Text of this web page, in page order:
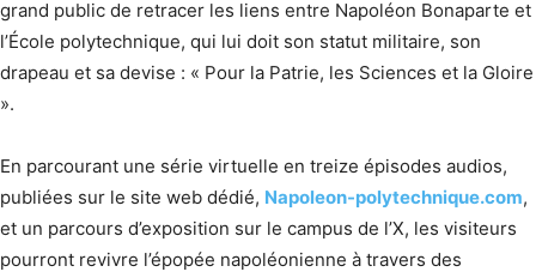
grand public de retracer les liens entre Napoléon Bonaparte et
l’École polytechnique, qui lui doit son statut militaire, son
drapeau et sa devise : « Pour la Patrie, les Sciences et la Gloire
».
En parcourant une série virtuelle en treize épisodes audios,
publiées sur le site web dédié, Napoleon-polytechnique.com,
et un parcours d’exposition sur le campus de l’X, les visiteurs
pourront revivre l’épopée napoléonienne à travers des